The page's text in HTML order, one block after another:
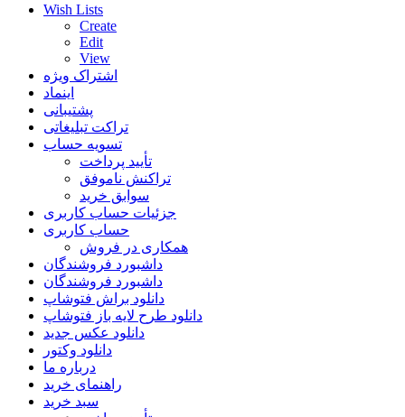
Wish Lists
Create
Edit
View
اشتراک ویژه
اینماد
پشتیبانی
تراکت تبلیغاتی
تسویه حساب
تأیید پرداخت
تراکنش ناموفق
سوابق خرید
جزئیات حساب کاربری
حساب کاربری
همکاری در فروش
داشبورد فروشندگان
داشبورد فروشندگان
دانلود براش فتوشاپ
دانلود طرح لایه باز فتوشاپ
دانلود عکس جدید
دانلود وکتور
درباره ما
راهنمای خرید
سبد خرید